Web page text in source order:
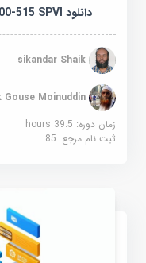
دانلود CCNP Service Provider -300-515 SPVI
sikandar Shaik
Shaik Gouse Moinuddin
زمان دوره: 39.5 hours
ثبت نام مرجع:85